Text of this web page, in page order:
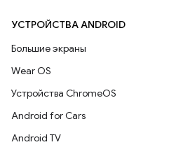
УСТРОЙСТВА ANDROID
Большие экраны
Wear OS
Устройства ChromeOS
Android for Cars
Android TV